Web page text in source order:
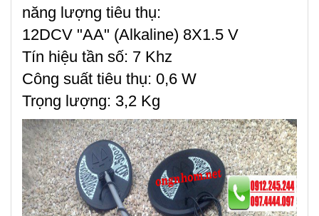
năng lượng tiêu thụ:
12DCV "AA" (Alkaline) 8X1.5 V
Tín hiệu tần số: 7 Khz
Công suất tiêu thụ: 0,6 W
Trọng lượng: 3,2 Kg